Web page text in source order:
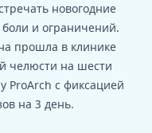
новогодние
боли и ограничений.
прошла в клинике
челюсти на шести
ProArch с фиксацией
на 3 день.